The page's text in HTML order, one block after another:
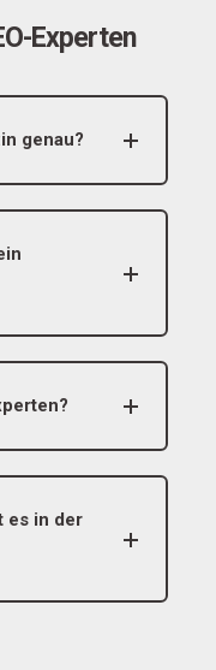
Experten
genau?
es in der